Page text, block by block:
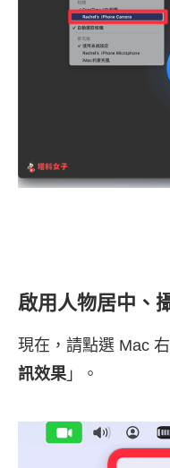
啟用人物居中、
現在，請點選 Mac
訊效果 」。